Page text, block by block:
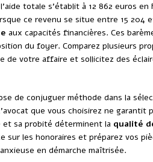
totale s’établit à 12 862 euros en
ce revenu se situe entre 15
aux capacités financières. Ces
du foyer. Comparez plusieurs
de votre affaire et sollicitez des
de conjuguer méthode dans la
que vous choisirez ne garantit
sa probité déterminent la qualité
sur les honoraires et préparez vos
en démarche maîtrisée.